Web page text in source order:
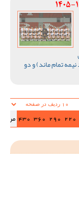
نود نیمه تمام ماند) و دو
220
290
360
430